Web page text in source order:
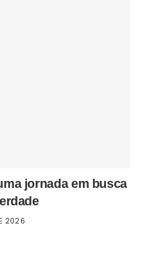
jornada em busca
2026